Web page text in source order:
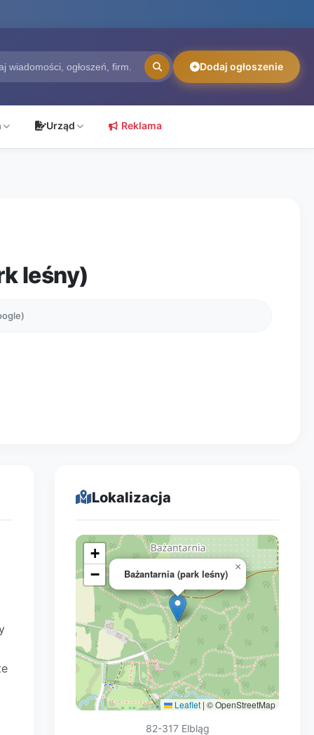
Dodaj ogłoszenie
Urząd Reklama
leśny)
Lokalizacja
Bażantarnia (park leśny)
×
+
−
Leaflet | © OpenStreetMap
82-317 Elbląg